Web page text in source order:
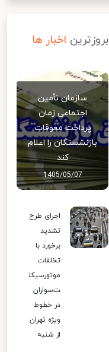
بروزترین اخبار ها
سازمان تأمین
اجتماعی زمان
پرداخت معوقات
بازنشستگان را اعلام
کند
1405/05/07
اجرای طرح
تشدید
برخورد با
تخلفات
موتورسیکل
ت‌سواران
در خطوط
ویژه تهران
از شنبه